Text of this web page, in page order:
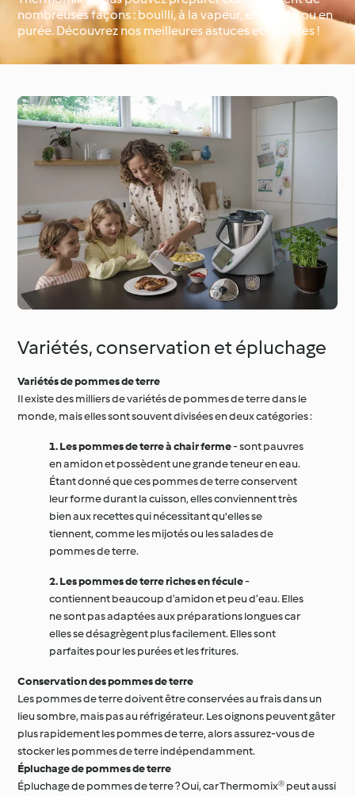
Occasions spéciales et
saisons
Autour du monde avec
Cookidoo®
nombreuses façons : bouilli, à la vapeur, en mijoté ou en
purée. Découvrez nos meilleures astuces et recettes !
Variétés, conservation et épluchage
Variétés de pommes de terre
Il existe des milliers de variétés de pommes de terre dans le
monde, mais elles sont souvent divisées en deux catégories :
1. Les pommes de terre à chair ferme- sont pauvres
en amidon et possèdent une grande teneur en eau.
Étant donné que ces pommes de terre conservent
leur forme durant la cuisson, elles conviennent très
bien aux recettes qui nécessitant qu'elles se
tiennent, comme les mijotés ou les salades de
pommes de terre.
2. Les pommes de terre riches en fécule-
contiennent beaucoup d’amidon et peu d’eau. Elles
ne sont pas adaptées aux préparations longues car
elles se désagrègent plus facilement. Elles sont
parfaites pour les purées et les fritures.
Conservation des pommes de terre
Les pommes de terre doivent être conservées au frais dans un
lieu sombre, mais pas au réfrigérateur. Les oignons peuvent gâter
plus rapidement les pommes de terre, alors assurez-vous de
stocker les pommes de terre indépendamment.
Épluchage de pommes de terre
Épluchage de pommes de terre ? Oui, car Thermomix® peut aussi